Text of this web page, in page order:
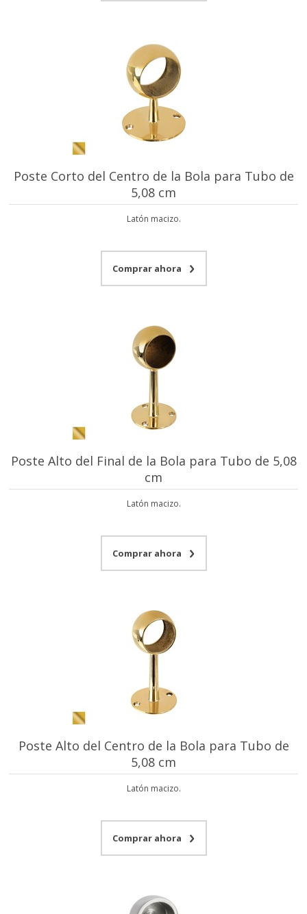
Poste Corto del Centro de la Bola para Tubo de
5,08 cm
Latón macizo.
Comprar ahora
Poste Alto del Final de la Bola para Tubo de 5,08
cm
Latón macizo.
Comprar ahora
Poste Alto del Centro de la Bola para Tubo de
5,08 cm
Latón macizo.
Comprar ahora